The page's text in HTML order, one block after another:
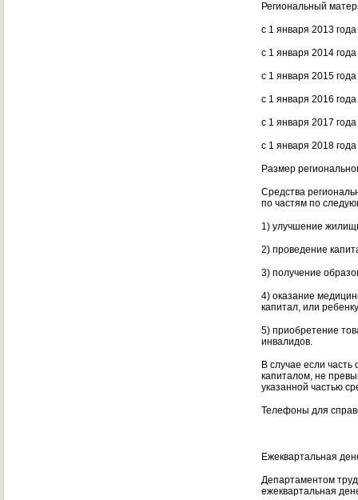
Региональный
с 1 января 2013
с 1 января 2014
с 1 января 2015
с 1 января 2016
с 1 января 2017
с 1 января 2018
Размер
Средства
по частям по
1) улучшение
2) проведение
3) получение
4) оказание
капитал, или
5) приобретение
инвалидов.
В случае если
капиталом, не
указанной частью
Телефоны для
Ежеквартальная
Департаментом
ежеквартальная